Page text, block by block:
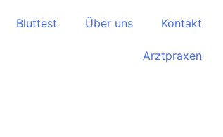
Bluttest Über uns Kontakt
Arztpraxen